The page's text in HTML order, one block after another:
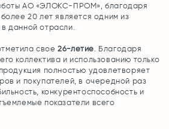
АО «ЭЛОКС-ПРОМ», благодаря
20 лет является одним из
данной отрасли.
свое26-летие . Благодаря
коллектива и использованию только
полностью удовлетворяет
и покупателей, в очередной раз
конкурентоспособность и
показатели всего